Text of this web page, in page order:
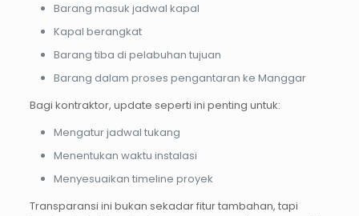
Barang masuk jadwal kapal
Kapal berangkat
Barang tiba di pelabuhan tujuan
Barang dalam proses pengantaran ke Manggar
Bagi kontraktor, update seperti ini penting untuk:
Mengatur jadwal tukang
Menentukan waktu instalasi
Menyesuaikan timeline proyek
Transparansi ini bukan sekadar fitur tambahan, tapi